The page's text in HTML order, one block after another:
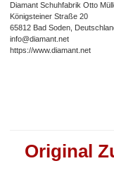
Diamant Schuhfabrik Otto
Königsteiner Straße 20
65812 Bad Soden,
info@diamant.net
https://www.diamant.net
Original